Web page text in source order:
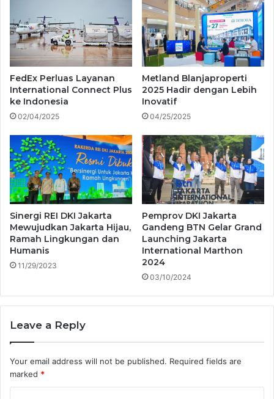
FedEx Perluas Layanan
International Connect Plus
ke Indonesia
02/04/2025
Metland Blanjaproperti
2025 Hadir dengan Lebih
Inovatif
04/25/2025
Sinergi REI DKI Jakarta
Mewujudkan Jakarta Hijau,
Ramah Lingkungan dan
Humanis
11/29/2023
Pemprov DKI Jakarta
Gandeng BTN Gelar Grand
Launching Jakarta
International Marthon
2024
03/10/2024
Leave a Reply
Your email address will not be published. Required fields are
marked *